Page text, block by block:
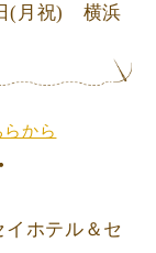
(月祝) 横浜
から
ホテル＆セ